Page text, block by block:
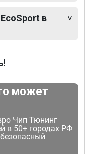
в
может
Чип Тюнинг
в 50+ городах РФ